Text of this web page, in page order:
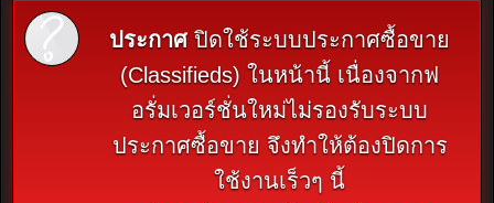
ประกาศปิดใช้ระบบประกาศซื้อขาย
(Classifieds) ในหน้านี้ เนื่องจากฟ
อรั่มเวอร์ชั่นใหม่ไม่รองรับระบบ
ประกาศซื้อขาย จึงทำให้ต้องปิดการ
ใช้งานเร็วๆ นี้